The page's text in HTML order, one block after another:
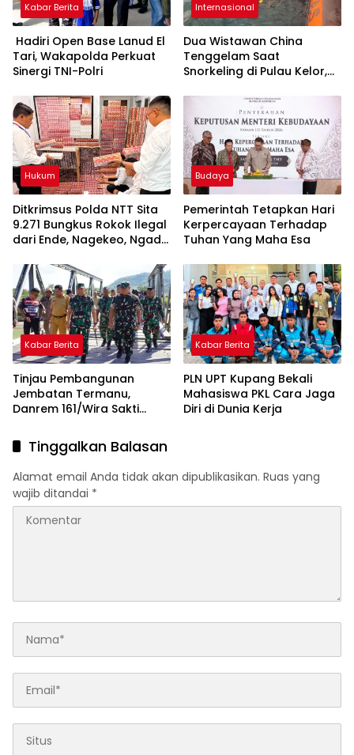
Kabar Berita
Hadiri Open Base Lanud El
Tari, Wakapolda Perkuat
Sinergi TNI-Polri
Internasional
Dua Wistawan China
Tenggelam Saat
Snorkeling di Pulau Kelor,
Hukum
Ditkrimsus Polda NTT Sita
9.271 Bungkus Rokok Ilegal
dari Ende, Nagekeo, Ngada
Budaya
Pemerintah Tetapkan Hari
Kerpercayaan Terhadap
Tuhan Yang Maha Esa
Kabar Berita
Tinjau Pembangunan
Jembatan Termanu,
Danrem 161/Wira Sakti
Perekonomian Masyarakat
Kabar Berita
PLN UPT Kupang Bekali
Mahasiswa PKL Cara Jaga
Diri di Dunia Kerja
Tinggalkan Balasan
Alamat email Anda tidak akan dipublikasikan. Ruas yang
wajib ditandai *